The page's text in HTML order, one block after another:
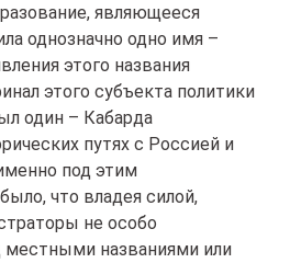
являющееся
однозначно одно имя –
этого названия
этого субъекта политики
один – Кабарда
путях с Россией и
под этим
что владея силой,
не особо
местными названиями или